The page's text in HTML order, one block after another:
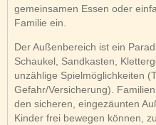
gemeinsamen Essen oder
Familie ein.
Der Außenbereich ist ein
Schaukel, Sandkasten,
unzählige Spielmöglichkeiten
Gefahr/Versicherung).
den sicheren, eingezäunten
Kinder frei bewegen können,